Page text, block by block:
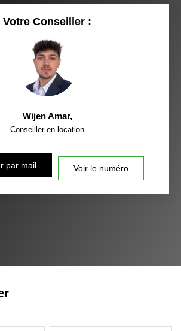
Votre Conseiller :
Wijen Amar,
Conseiller en location
par mail Voir le numéro